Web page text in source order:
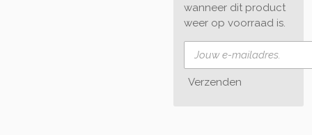
wanneer dit product
weer op voorraad is.
Verzenden